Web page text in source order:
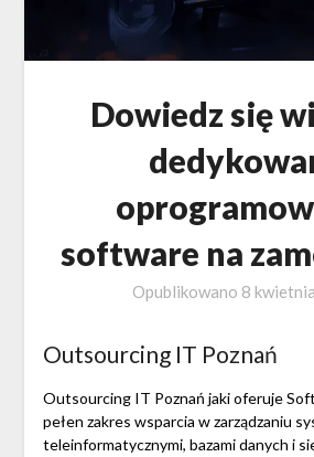
Dowiedz się
software na
Opublikowano 8
Outsourcing IT Poznań
Outsourcing IT Poznań jaki oferuje
pełen zakres wsparcia w zarządzaniu
teleinformatycznymi, bazami danych i